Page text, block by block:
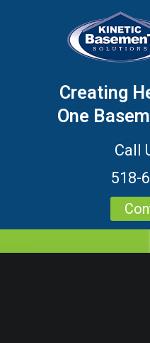
Creating
One
Call
518-